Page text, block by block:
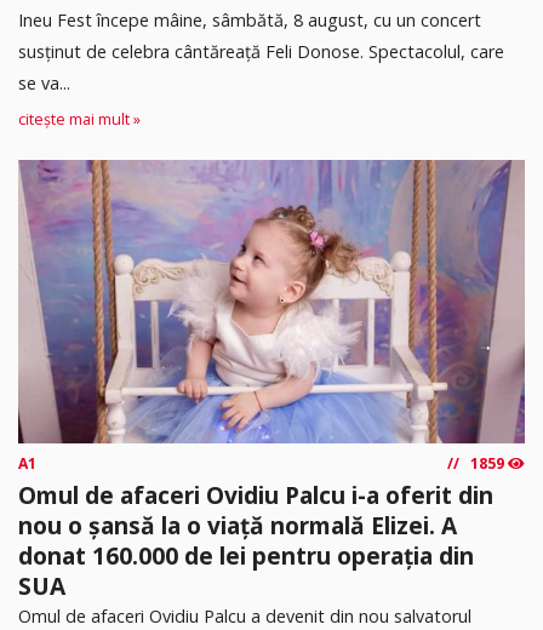
Ineu Fest începe mâine, sâmbătă, 8 august, cu un concert
susținut de celebra cântăreață Feli Donose. Spectacolul, care
se va...
citește mai mult »
A1 1859
Omul de afaceri Ovidiu Palcu i-a oferit din
nou o șansă la o viață normală Elizei. A
donat 160.000 de lei pentru operația din
SUA
Omul de afaceri Ovidiu Palcu a devenit din nou salvatorul